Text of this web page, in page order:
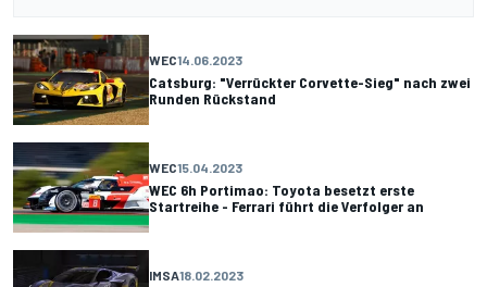
WEC14.06.2023
Catsburg: "Verrückter Corvette-Sieg" nach zwei
Runden Rückstand
WEC15.04.2023
WEC 6h Portimao: Toyota besetzt erste
Startreihe - Ferrari führt die Verfolger an
IMSA18.02.2023